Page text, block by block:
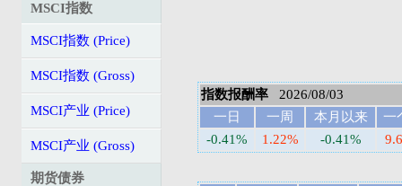
MSCI指数
MSCI指数 (Price)
MSCI指数 (Gross)
MSCI产业 (Price)
MSCI产业 (Gross)
期货债券
指数报酬率 2026/08/03
一日
一周 本月以来
一
-0.41%
1.22% -0.41%